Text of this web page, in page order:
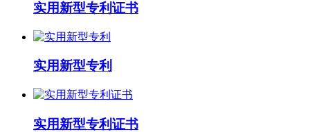
实用新型专利证书
实用新型专利
实用新型专利证书